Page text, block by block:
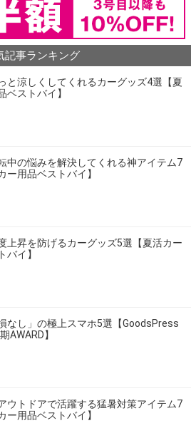
記事ランキング
と涼しくしてくれるカーグッズ4選【夏
ベストバイ】
中の悩みを解決してくれる神アイテム7
ー用品ベストバイ】
上昇を防げるカーグッズ5選【夏活カー
バイ】
なし」の極上スマホ5選【GoodsPress
AWARD】
ウトドアで活躍する猛暑対策アイテム7
ー用品ベストバイ】